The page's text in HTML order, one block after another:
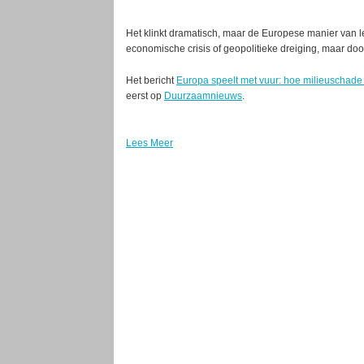
Het klinkt dramatisch, maar de Europese manier van
economische crisis of geopolitieke dreiging, maar
Het bericht Europa speelt met vuur: hoe
eerst op Duurzaamnieuws.
Lees Meer